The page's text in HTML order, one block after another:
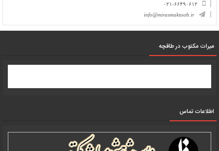
۰۲۱-۶۶۴۹۰۶۱۲
info@mirasmaktoob.ir
میرات مکتوب در طاقچه
اطلاعات تماس